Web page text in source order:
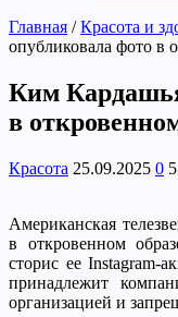
Главная / Красота и
опубликовала фото в
Ким
в
Красота 25.09.2025 0
Американская
в откровенном
сторис ее Instagram-
принадлежит
организацией и